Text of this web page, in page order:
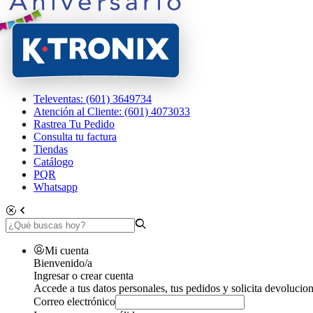
Televentas: (601) 3649734
Atención al Cliente: (601) 4073033
Rastrea Tu Pedido
Consulta tu factura
Tiendas
Catálogo
PQR
Whatsapp
Mi cuenta
Bienvenido/a
Ingresar o crear cuenta
Accede a tus datos personales, tus pedidos y solicita
Correo electrónico